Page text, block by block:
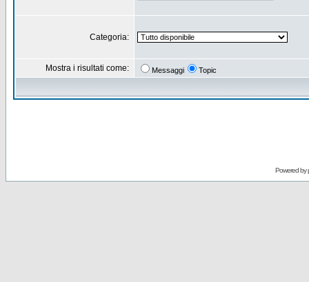
Categoria:
Mostra i risultati come: Messaggi Topic
Powered by